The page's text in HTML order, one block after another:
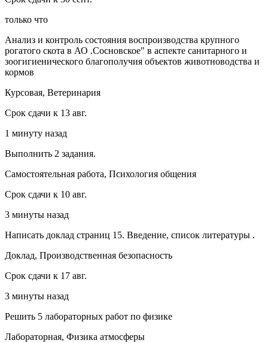
только что
Анализ и контроль состояния воспроизводства крупного
рогатого скота в АО .Сосновское" в аспекте санитарного и
зоогигиенического благополучия объектов животноводства и
кормов
Курсовая, Ветеринария
Срок сдачи к 13 авг.
1 минуту назад
Выполнить 2 задания.
Самостоятельная работа, Психология общения
Срок сдачи к 10 авг.
3 минуты назад
Написать доклад страниц 15. Введение, список литературы .
Доклад, Производственная безопасность
Срок сдачи к 17 авг.
3 минуты назад
Решить 5 лабораторных работ по физике
Лабораторная, Физика атмосферы